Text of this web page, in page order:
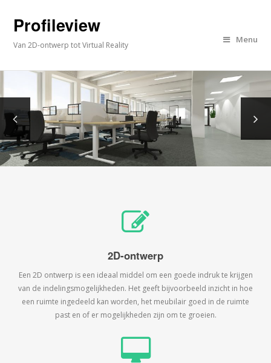
Profileview
Van 2D-ontwerp tot Virtual Reality
Menu
2D-ontwerp
Een 2D ontwerp is een ideaal middel om een goede indruk te krijgen
van de indelingsmogelijkheden. Het geeft bijvoorbeeld inzicht in hoe
een ruimte ingedeeld kan worden, het meubilair goed in de ruimte
past en of er mogelijkheden zijn om te groeien.